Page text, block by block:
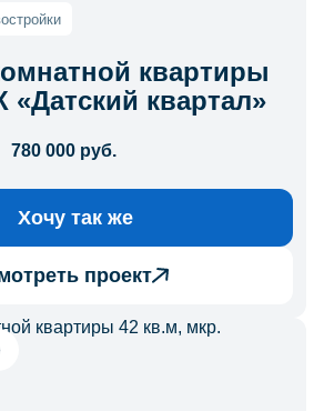
квартиры
квартал»
780 000 руб.
Хочу так же
проект